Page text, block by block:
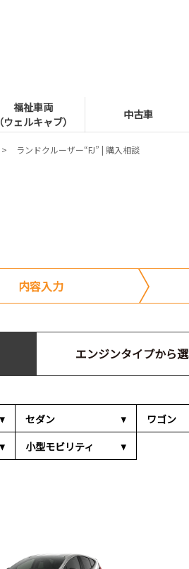
福祉車両
（ウェルキャブ）
中古車
ランドクルーザー“FJ” | 購入相談
内容入力
エンジンタイプから
セダン ワゴン
小型モビリティ